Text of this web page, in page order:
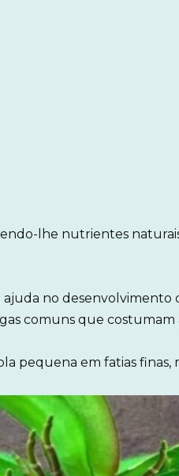
lhe nutrientes
ajuda no
comuns que costumam
pequena em fatias finas,